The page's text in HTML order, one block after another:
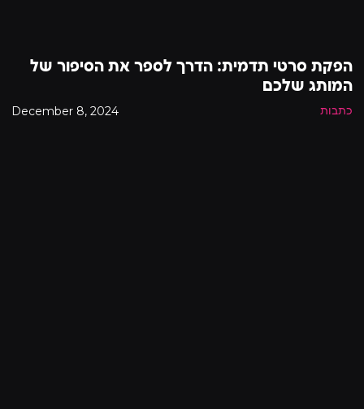
הפקת סרטי תדמית: הדרך לספר את הסיפור של
המותג שלכם
כתבות December 8, 2024